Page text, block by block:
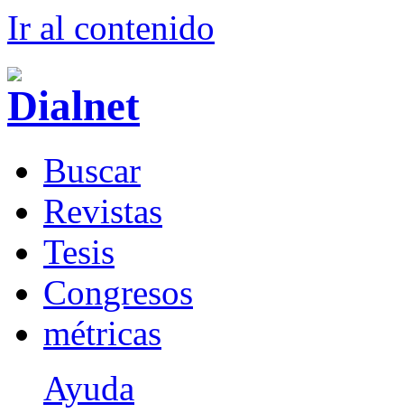
Ir al contenido
Buscar
Revistas
Tesis
Congresos
métricas
Ayuda